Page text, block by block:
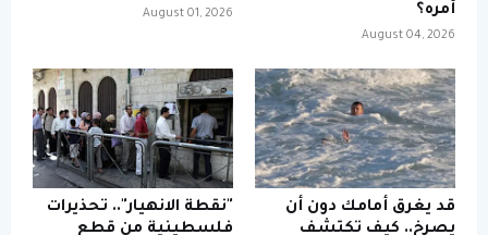
أمره؟
August 04, 2026
August 01, 2026
قد يغرق أمامك دون أن
يصرخ.. كيف تكتشف
"نقطة الانهيار".. تحذيرات
فلسطينية من قطع